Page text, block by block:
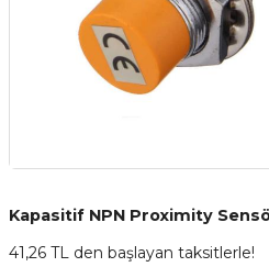
Kapasitif NPN Proximity
41,26 TL den başlayan taksitlerle!